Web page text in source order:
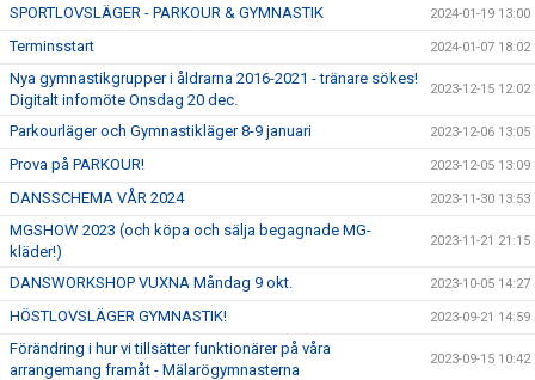
SPORTLOVSLÄGER - PARKOUR & GYMNASTIK 2024-01-19 13:00
Terminsstart 2024-01-07 18:02
Nya gymnastikgrupper i åldrarna 2016-2021 - tränare sökes!
Digitalt infomöte Onsdag 20 dec.
2023-12-15 12:02
Parkourläger och Gymnastikläger 8-9 januari 2023-12-06 13:05
Prova på PARKOUR! 2023-12-05 13:09
DANSSCHEMA VÅR 2024 2023-11-30 13:53
MGSHOW 2023 (och köpa och sälja begagnade MG-
kläder!)
2023-11-21 21:15
DANSWORKSHOP VUXNA Måndag 9 okt. 2023-10-05 14:27
HÖSTLOVSLÄGER GYMNASTIK! 2023-09-21 14:59
Förändring i hur vi tillsätter funktionärer på våra
arrangemang framåt - Mälarögymnasterna
2023-09-15 10:42